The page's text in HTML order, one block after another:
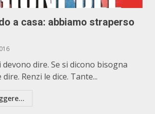
a casa: abbiamo straperso
dire. Se si dicono bisogna
Renzi le dice. Tante...